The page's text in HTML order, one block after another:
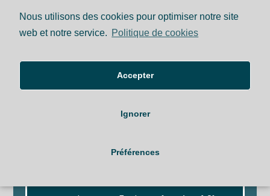
Nous utilisons des cookies pour optimiser notre site
web et notre service. Politique de cookies
Accepter
Ignorer
Préférences
Bloquer tous les cookies aura un impact
sites web. Si vous bloquez les cookies,
vous ne pourrez pas utiliser toutes les
fonctionnalités de notre site web.
stockés sur votre ordinateur :